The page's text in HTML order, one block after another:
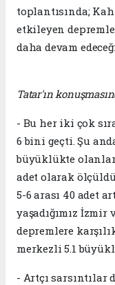
toplantısında;
etkileyen
daha devam
Tatar'ın
- Bu her iki çok
6 bini geçti. Şu
büyüklükte olanlar
adet olarak
5-6 arası 40 adet
yaşadığımız
depremlere
merkezli 5.1
- Artçı sarsıntılar